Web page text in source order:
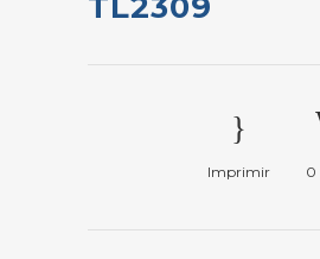
Imprimir 0